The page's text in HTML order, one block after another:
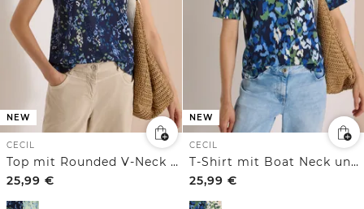
NEW
CECIL
Top mit Rounded V-Neck und Print
25,99 €
NEW
CECIL
T-Shirt mit Boat Neck und Print
25,99 €